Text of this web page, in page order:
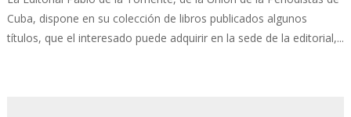
Cuba, dispone en su colección de libros publicados algunos
títulos, que el interesado puede adquirir en la sede de la editorial,...